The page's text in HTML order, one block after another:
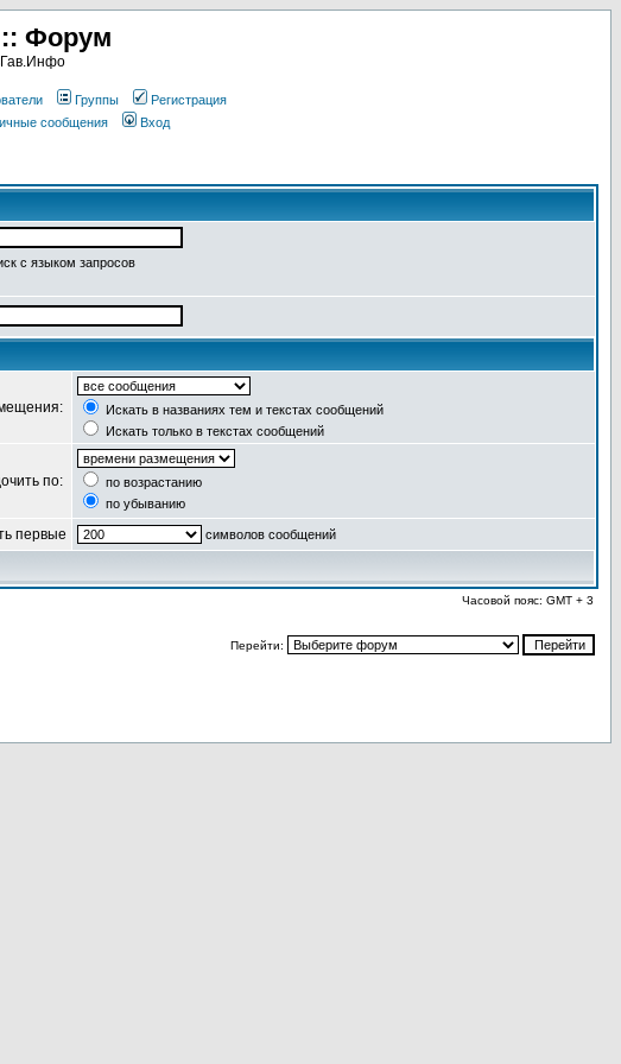
Форум
Группы
Регистрация
сообщения Вход
с языком запросов
Искать в названиях тем и текстах сообщений
Искать только в текстах сообщений
по:
по возрастанию
по убыванию
первые символов сообщений
Часовой пояс: GMT + 3
Перейти: